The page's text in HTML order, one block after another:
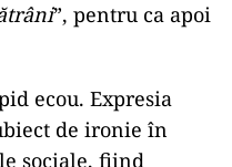
”, pentru ca apoi
ecou. Expresia
de ironie în
sociale, fiind